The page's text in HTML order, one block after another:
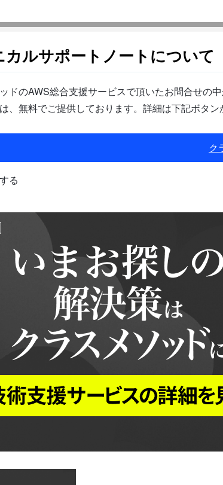
カルサポートノートについて
ドのAWS総合支援サービスで頂いたお問合せの
、無料でご提供しております。詳細は下記ボタン
ク
る